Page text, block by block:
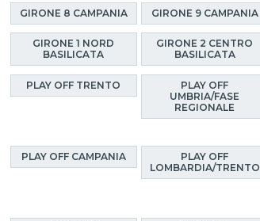
GIRONE 8 CAMPANIA GIRONE 9 CAMPANIA
GIRONE 1 NORD
BASILICATA
GIRONE 2 CENTRO
BASILICATA
PLAY OFF TRENTO
PLAY OFF
UMBRIA/FASE
REGIONALE
PLAY OFF CAMPANIA
PLAY OFF
LOMBARDIA/TRENTO